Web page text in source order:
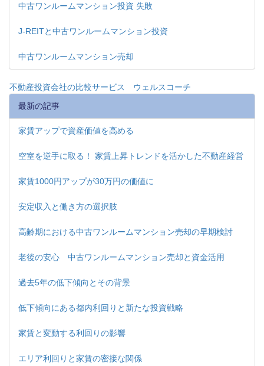
中古ワンルームマンション投資 失敗
J-REITと中古ワンルームマンション投資
中古ワンルームマンション売却
不動産投資会社の比較サービス ウェルスコーチ
最新の記事
家賃アップで資産価値を高める
空室を逆手に取る！ 家賃上昇トレンドを活かした不動産経営
家賃1000円アップが30万円の価値に
安定収入と働き方の選択肢
高齢期における中古ワンルームマンション売却の早期検討
老後の安心 中古ワンルームマンション売却と資金活用
過去5年の低下傾向とその背景
低下傾向にある都内利回りと新たな投資戦略
家賃と変動する利回りの影響
エリア利回りと家賃の密接な関係